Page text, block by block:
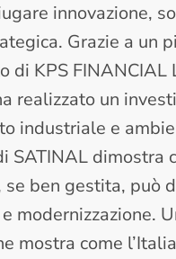
innovazione,
Grazie a un
di KPS FINANCIAL
realizzato un
industriale e
SATINAL dimostra
se ben gestita, può
modernizzazione.
mostra come